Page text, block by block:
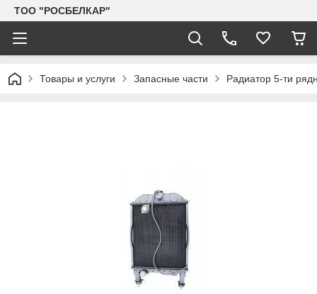
TOO "РОСБЕЛКАР"
Товары и услуги Запасные части Радиатор 5-ти